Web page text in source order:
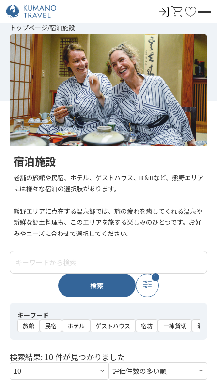
ロ
イ
ン
カ
ト
お
に
入
り
トップページ 宿泊施設
宿泊施設
老舗の旅館や民宿、ホテル、ゲストハウス、B＆Bなど、熊野エリア
には様々な宿泊の選択肢があります。
熊野エリアに点在する温泉郷では、旅の疲れを癒してくれる温泉や
新鮮な郷土料理も、このエリアを旅する楽しみのひとつです。お好
みやニーズに合わせて選択してください。
検索
1
キーワード
旅館 民宿 ホテル ゲストハウス 宿坊 一棟貸切 温泉
検索結果: 10 件が見つかりました